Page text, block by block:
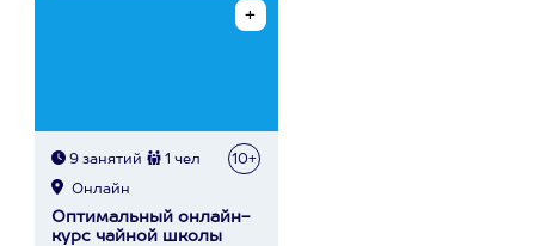
9 занятий 1 чел 10+
Онлайн
Оптимальный онлайн-
курс чайной школы